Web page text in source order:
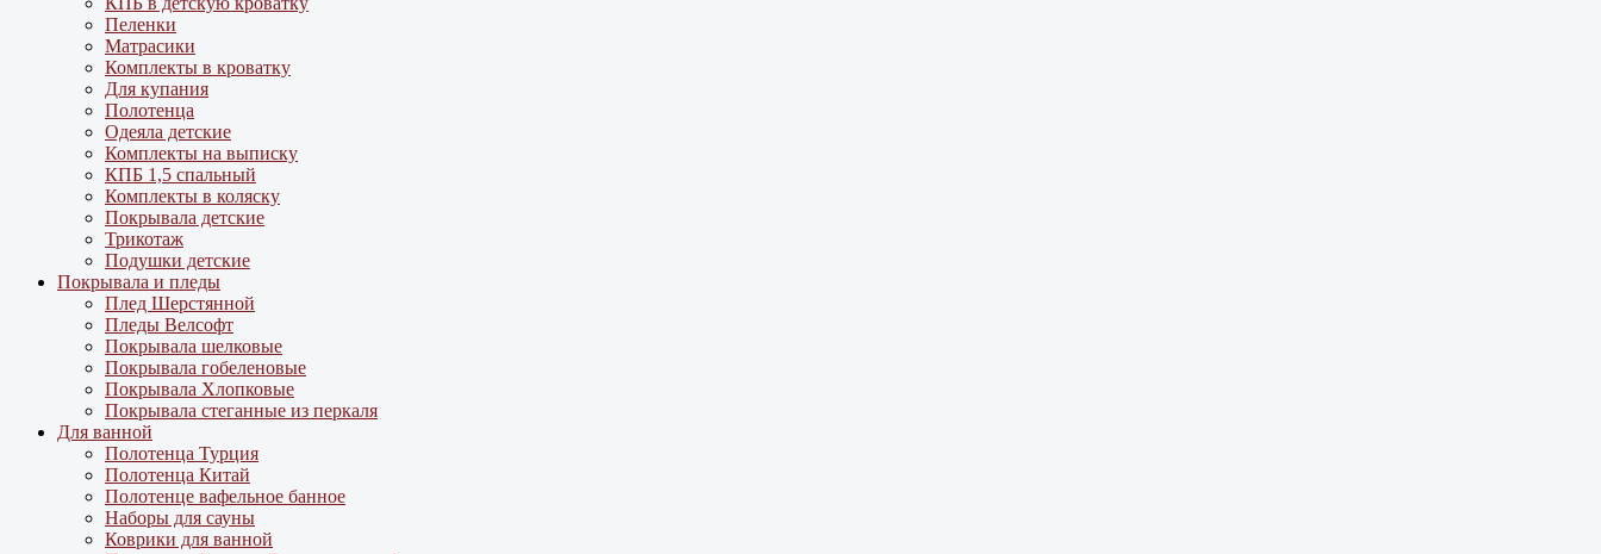
Пеленки
Матрасики
Комплекты в кроватку
Для купания
Полотенца
Одеяла детские
Комплекты на выписку
КПБ 1,5 спальный
Комплекты в коляску
Покрывала детские
Трикотаж
Подушки детские
Покрывала и пледы
Плед Шерстянной
Пледы Велсофт
Покрывала шелковые
Покрывала гобеленовые
Покрывала Хлопковые
Покрывала стеганные из перкаля
Для ванной
Полотенца Турция
Полотенца Китай
Полотенце вафельное банное
Наборы для сауны
Коврики для ванной